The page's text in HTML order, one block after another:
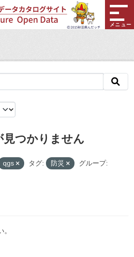
メニュー
つかりません
qgs タグ: 防災
グループ: